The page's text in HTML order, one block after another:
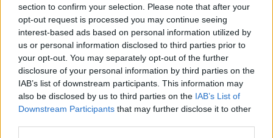
section to confirm your selection. Please note that after your
opt-out request is processed you may continue seeing
interest-based ads based on personal information utilized by
us or personal information disclosed to third parties prior to
your opt-out. You may separately opt-out of the further
disclosure of your personal information by third parties on the
IAB’s list of downstream participants. This information may
also be disclosed by us to third parties on the IAB’s List of
Downstream Participants that may further disclose it to other